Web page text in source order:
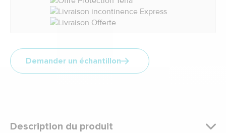
Demander un échantillon
Description du produit